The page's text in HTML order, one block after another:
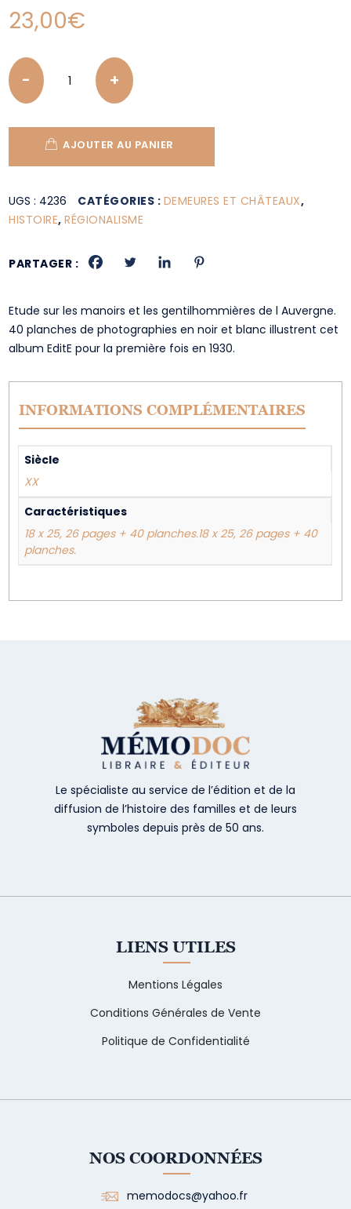
23,00€
Quantity
AJOUTER AU PANIER
UGS : 4236 CATÉGORIES : DEMEURES ET CHÂTEAUX,
HISTOIRE,RÉGIONALISME
PARTAGER :
Etude sur les manoirs et les gentilhommières de l Auvergne.
40 planches de photographies en noir et blanc illustrent cet
album EditE pour la première fois en 1930.
INFORMATIONS COMPLÉMENTAIRES
Siècle
XX
Caractéristiques
18 x 25, 26 pages + 40 planches.18 x 25, 26 pages + 40
planches.
Le spécialiste au service de l’édition et de la
diffusion de l’histoire des familles et de leurs
symboles depuis près de 50 ans.
LIENS UTILES
Mentions Légales
Conditions Générales de Vente
Politique de Confidentialité
NOS COORDONNÉES
memodocs@yahoo.fr